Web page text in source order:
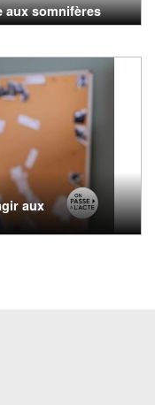
aux somnifères
aux